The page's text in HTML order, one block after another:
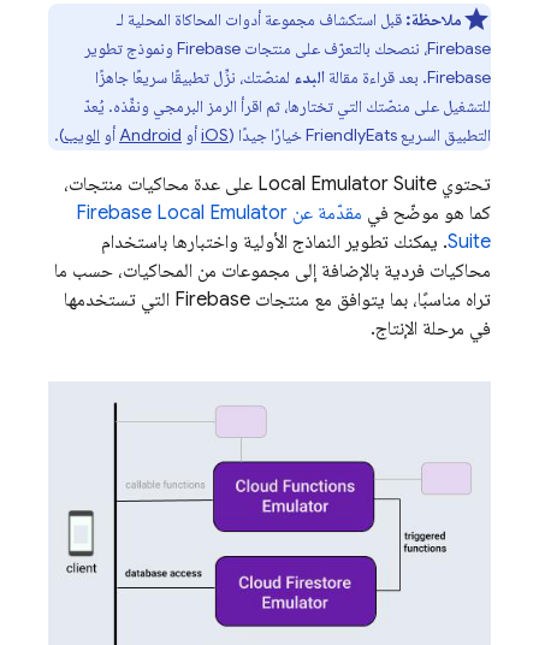
ملاحظة: قبل استكشاف مجموعة أدوات المحاكاة المحلية لـ
Firebase، ننصحك بالتعرّف على منتجات Firebase ونموذج تطوير
Firebase. بعد قراءة مقالة
البدء لمنصّتك، نزِّل تطبيقًا سريعًا جاهزًا
للتشغيل على منصّتك التي تختارها، ثم اقرأ الرمز البرمجي ونفِّذه. يُعدّ
التطبيق السريع FriendlyEats خيارًا جيدًا (
iOSأو Androidأو الويب).
تحتوي Local Emulator Suite على عدة محاكيات منتجات،
كما هو موضّح في مقدّمة عن Firebase Local Emulator
Suite. يمكنك تطوير النماذج الأولية واختبارها باستخدام
محاكيات فردية بالإضافة إلى مجموعات من المحاكيات، حسب ما
تراه مناسبًا، بما يتوافق مع منتجات Firebase التي تستخدمها
في مرحلة الإنتاج.